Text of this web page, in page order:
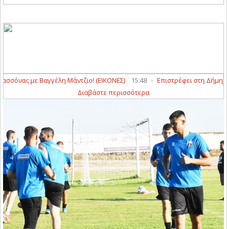
Μάντζιο! (ΕΙΚΟΝΕΣ) 15:48 - Επιστρέφει στη Δήμητρα
Διαβάστε περισσότερα